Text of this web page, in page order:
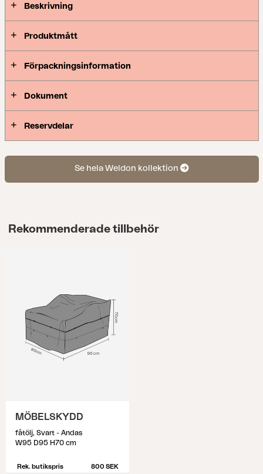
Beskrivning
Produktmått
Förpackningsinformation
Dokument
Reservdelar
Se hela Weldon kollektion
Rekommenderade tillbehör
MÖBELSKYDD
fåtölj, Svart - Andas
W95 D95 H70 cm
Rek. butikspris 800 SEK